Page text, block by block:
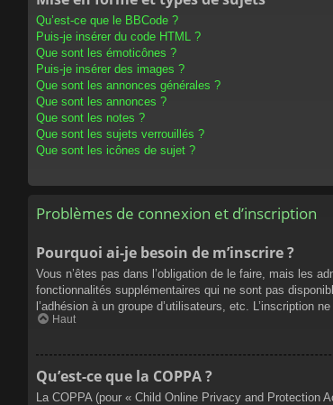
Qu’est-ce que le BBCode ?
Puis-je insérer du code HTML ?
Que sont les émoticônes ?
Puis-je insérer des images ?
Que sont les annonces générales ?
Que sont les annonces ?
Que sont les notes ?
Que sont les sujets verrouillés ?
Que sont les icônes de sujet ?
Problèmes de connexion et d’inscription
Pourquoi ai-je besoin de m’inscrire ?
Vous n’êtes pas dans l’obligation de le faire, mais les
fonctionnalités supplémentaires qui ne sont pas
l’adhésion à un groupe d’utilisateurs, etc. L’inscription
Haut
Qu’est-ce que la COPPA ?
La COPPA (pour « Child Online Privacy and